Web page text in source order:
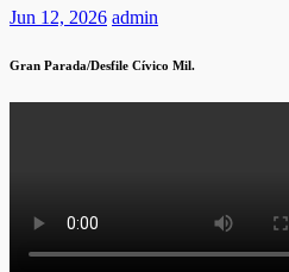
Jun 12, 2026 admin
Gran Parada/Desfile Cívico Mil.